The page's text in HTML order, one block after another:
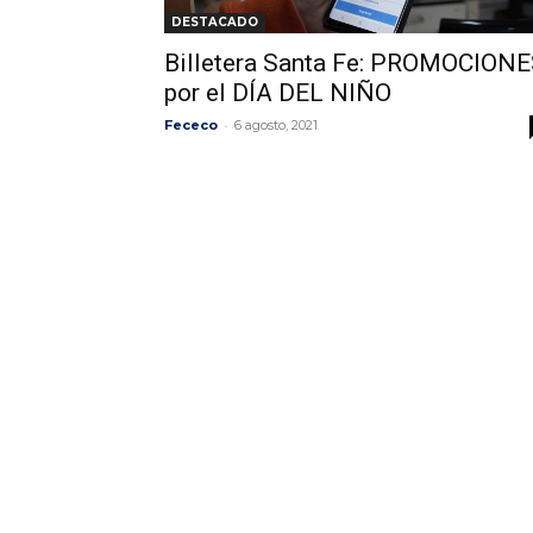
DESTACADO
Billetera Santa Fe:
por el DÍA DEL NIÑO
Fececo - 6 agosto, 2021